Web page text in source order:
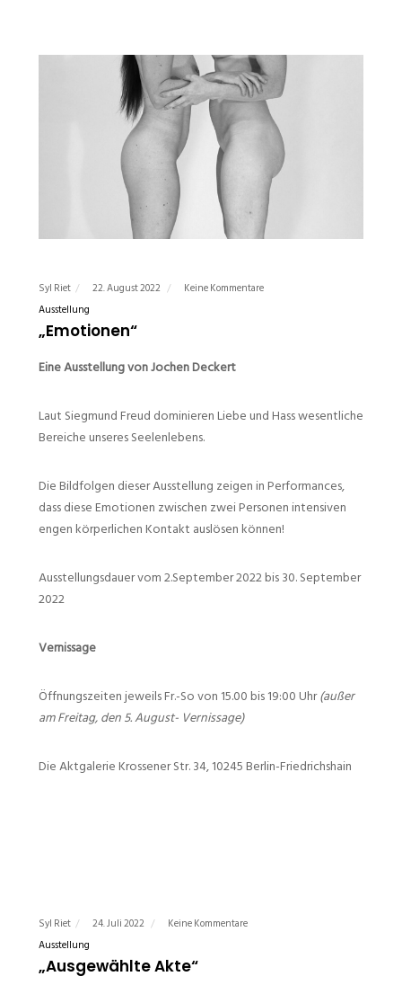
Syl Riet 22. August 2022
Keine Kommentare
Ausstellung
„Emotionen“
Eine Ausstellung von Jochen Deckert
Laut Siegmund Freud dominieren Liebe und Hass wesentliche
Bereiche unseres Seelenlebens.
Die Bildfolgen dieser Ausstellung zeigen in Performances,
dass diese Emotionen zwischen zwei Personen intensiven
engen körperlichen Kontakt auslösen können!
Ausstellungsdauer vom 2.September 2022 bis 30. September
2022
Vernissage
Öffnungszeiten jeweils Fr.-So von 15.00 bis 19:00 Uhr(außer
am Freitag, den 5. August- Vernissage)
Die Aktgalerie Krossener Str. 34, 10245 Berlin-Friedrichshain
Syl Riet 24. Juli 2022
Keine Kommentare
Ausstellung
„Ausgewählte Akte“